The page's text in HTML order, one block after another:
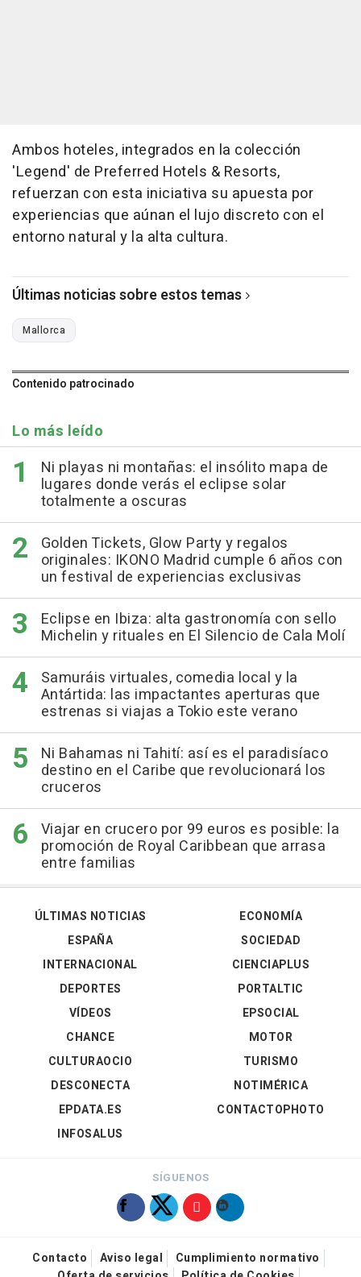
Ambos hoteles, integrados en la colección
'Legend' de Preferred Hotels & Resorts,
refuerzan con esta iniciativa su apuesta por
experiencias que aúnan el lujo discreto con el
entorno natural y la alta cultura.
Últimas noticias sobre estos temas
Mallorca
Contenido patrocinado
Lo más leído
Ni playas ni montañas: el insólito mapa de
lugares donde verás el eclipse solar
totalmente a oscuras
Golden Tickets, Glow Party y regalos
originales: IKONO Madrid cumple 6 años con
un festival de experiencias exclusivas
Eclipse en Ibiza: alta gastronomía con sello
Michelin y rituales en El Silencio de Cala Molí
Samuráis virtuales, comedia local y la
Antártida: las impactantes aperturas que
estrenas si viajas a Tokio este verano
Ni Bahamas ni Tahití: así es el paradisíaco
destino en el Caribe que revolucionará los
cruceros
Viajar en crucero por 99 euros es posible: la
promoción de Royal Caribbean que arrasa
entre familias
ÚLTIMAS NOTICIAS
ESPAÑA
INTERNACIONAL
DEPORTES
VÍDEOS
ECONOMÍA
SOCIEDAD
CIENCIAPLUS
PORTALTIC
EPSOCIAL
CHANCE
CULTURAOCIO
DESCONECTA
EPDATA.ES
INFOSALUS
MOTOR
TURISMO
NOTIMÉRICA
CONTACTOPHOTO
SÍGUENOS
Contacto Aviso legal
Cumplimiento normativo